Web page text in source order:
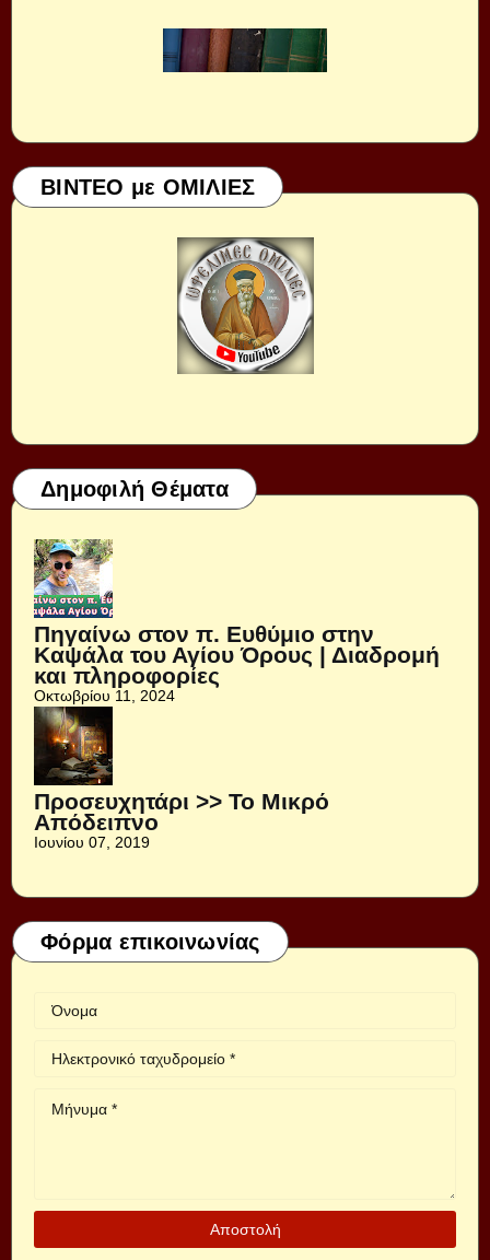
ΒΙΝΤΕΟ με ΟΜΙΛΙΕΣ
Δημοφιλή Θέματα
Πηγαίνω στον π. Ευθύμιο στην
Καψάλα του Αγίου Όρους | Διαδρομή
και πληροφορίες
Οκτωβρίου 11, 2024
Προσευχητάρι >> Το Μικρό
Απόδειπνο
Ιουνίου 07, 2019
Φόρμα επικοινωνίας